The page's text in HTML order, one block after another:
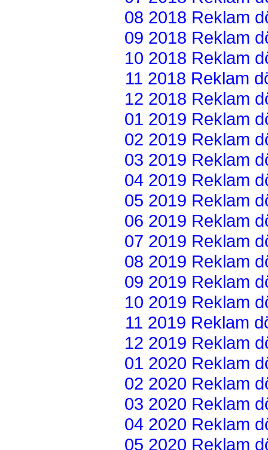
08 2018 Reklam
09 2018 Reklam
10 2018 Reklam
11 2018 Reklam
12 2018 Reklam
01 2019 Reklam
02 2019 Reklam
03 2019 Reklam
04 2019 Reklam
05 2019 Reklam
06 2019 Reklam
07 2019 Reklam
08 2019 Reklam
09 2019 Reklam
10 2019 Reklam
11 2019 Reklam
12 2019 Reklam
01 2020 Reklam
02 2020 Reklam
03 2020 Reklam
04 2020 Reklam
05 2020 Reklam